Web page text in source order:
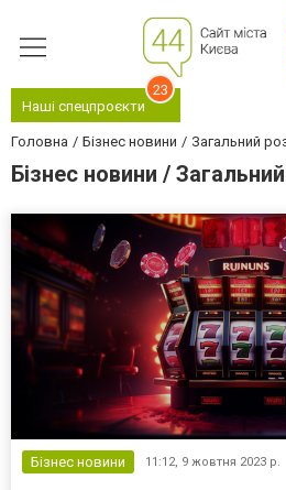
Наші спецпроєкти
23
Головна Бізнес новини Загальний
Бізнес новини /
Бізнес новини 11:12, 9 жовтня 2023 р.